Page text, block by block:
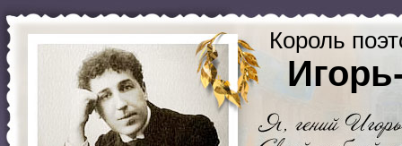
Король